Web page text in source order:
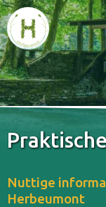
Nuttige
Herbeumont